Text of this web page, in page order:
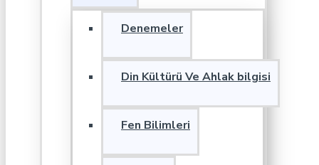
Denemeler
Din Kültürü Ve Ahlak bilgisi
Fen Bilimleri